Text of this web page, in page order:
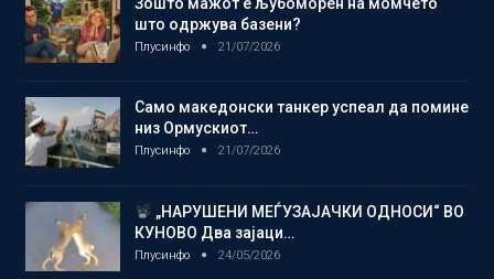
што одржува базени?
Плусинфо 21/07/2026
Само македонски танкер успеал да помине
низ Ормускиот…
Плусинфо 21/07/2026
„НАРУШЕНИ МЕЃУЗАЈАЧКИ ОДНОСИ“ ВО
КУНОВО Два зајаци…
Плусинфо 24/05/2026